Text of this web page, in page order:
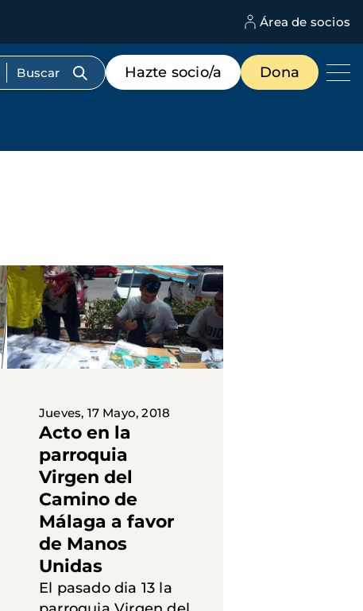
Área de socios
Menú
de
destacados
Hazte socio/a Dona
Jueves, 17 Mayo, 2018
Acto en la
parroquia
Virgen del
Camino de
Málaga a favor
de Manos
Unidas
El pasado dia 13 la